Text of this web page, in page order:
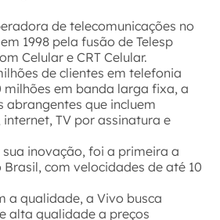
de telecomunicações no
1998 pela fusão de Telesp
Celular e CRT Celular.
de clientes em telefonia
milhões em banda larga fixa, a
abrangentes que incluem
TV por assinatura e
inovação, foi a primeira a
Brasil, com velocidades de até 10
a qualidade, a Vivo busca
alta qualidade a preços